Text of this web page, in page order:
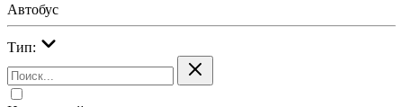
Автобус
Тип: